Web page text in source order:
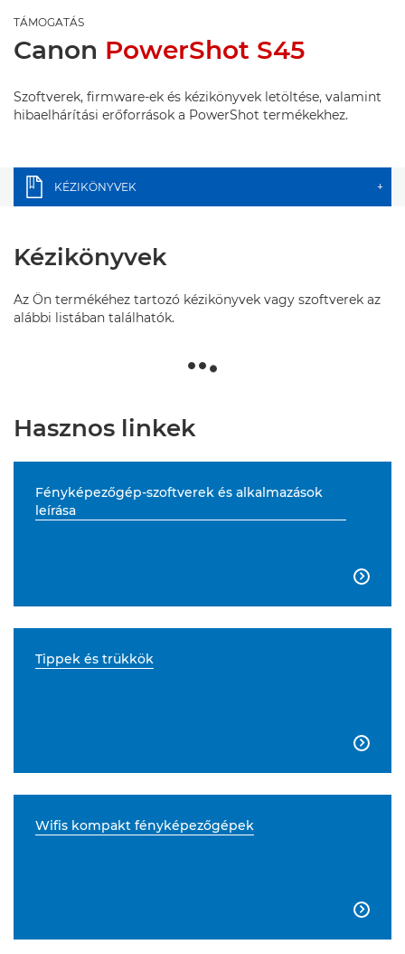
TÁMOGATÁS
Canon PowerShot S45
Szoftverek, firmware-ek és kézikönyvek letöltése, valamint
hibaelhárítási erőforrások a PowerShot termékekhez.
KÉZIKÖNYVEK +
Kézikönyvek
Az Ön termékéhez tartozó kézikönyvek vagy szoftverek az
alábbi listában találhatók.
Hasznos linkek
Fényképezőgép-szoftverek és alkalmazások
leírása

Tippek és trükkök

Wifis kompakt fényképezőgépek
